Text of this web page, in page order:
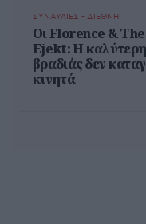
ΣΥΝΑΥΛΙΕΣ - ΔΙΕΘΝΗ
Oι Florence &
Ejekt: Η καλύτερη
βραδιάς δεν
κινητά